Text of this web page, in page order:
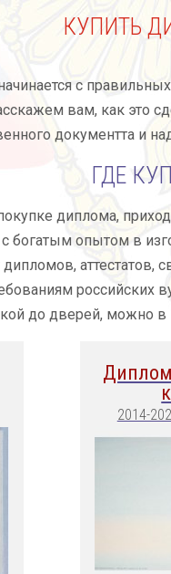
КУПИТЬ
с
вам, как это
документта и
ГДЕ
диплома,
богатым опытом в
аттестатов,
российских
до дверей, можно
2014-